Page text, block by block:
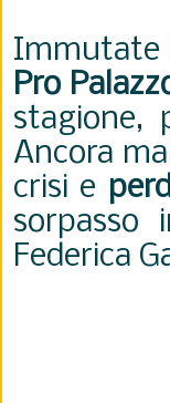
Immutate
Pro
stagione,
Ancora
crisi e
sorpasso
Federica